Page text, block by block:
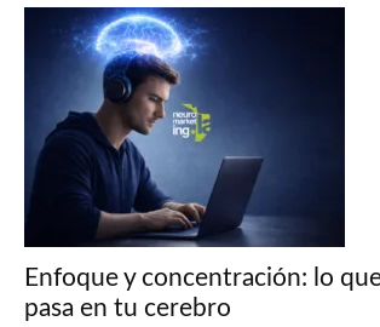
Enfoque y concentración: lo
pasa en tu cerebro